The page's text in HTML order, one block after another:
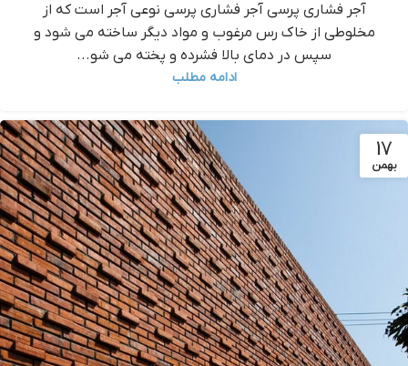
آجر فشاری پرسی آجر فشاری پرسی نوعی آجر است که از
مخلوطی از خاک رس مرغوب و مواد دیگر ساخته می شود و
سپس در دمای بالا فشرده و پخته می شو...
ادامه مطلب
17
بهمن